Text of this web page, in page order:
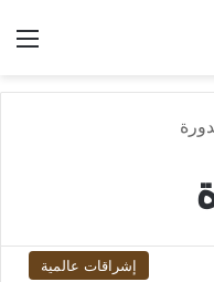
إشراقات عالمية